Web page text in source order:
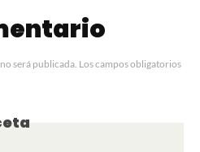
será publicada. Los campos obligatorios